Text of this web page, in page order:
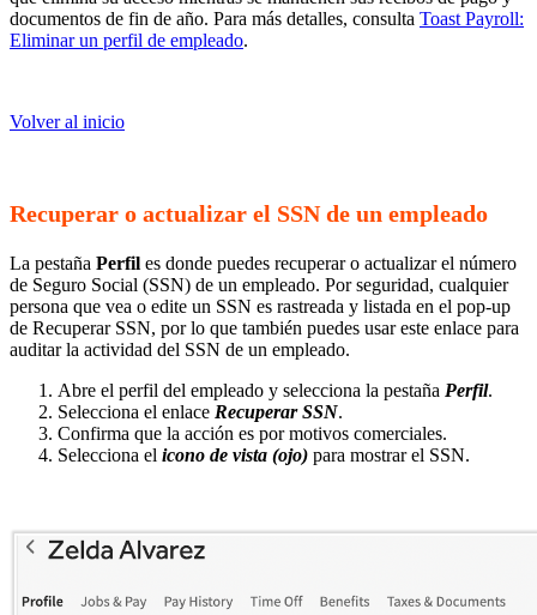
documentos de fin de año. Para más detalles, consulta Toast Payroll:
Eliminar un perfil de empleado.
Volver al inicio
Recuperar o actualizar el SSN de un empleado
La pestaña Perfil es donde puedes recuperar o actualizar el número
de Seguro Social (SSN) de un empleado. Por seguridad, cualquier
persona que vea o edite un SSN es rastreada y listada en el pop-up
de Recuperar SSN, por lo que también puedes usar este enlace para
auditar la actividad del SSN de un empleado.
Abre el perfil del empleado y selecciona la pestaña Perfil.
Selecciona el enlace Recuperar SSN.
Confirma que la acción es por motivos comerciales.
Selecciona el icono de vista (ojo) para mostrar el SSN.